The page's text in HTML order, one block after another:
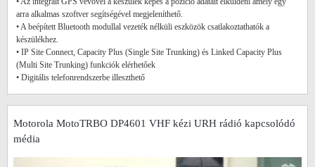
arra alkalmas szoftver segítségével megjeleníthető.
• A beépített Bluetooth modullal vezeték nélküli eszközök csatlakoztathatók a
készülékhez.
• IP Site Connect, Capacity Plus (Single Site Trunking) és Linked Capacity Plus
(Multi Site Trunking) funkciók elérhetőek
• Digitális telefonrendszerbe illeszthető
Motorola MotoTRBO DP4601 VHF kézi URH rádió kapcsolódó
média